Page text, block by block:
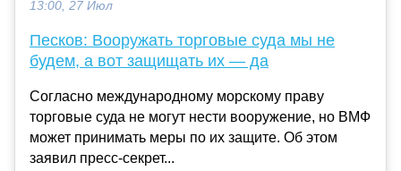
13:00, 27 Июл
Песков: Вооружать торговые суда мы не
будем, а вот защищать их — да
Согласно международному морскому праву
торговые суда не могут нести вооружение, но ВМФ
может принимать меры по их защите. Об этом
заявил пресс-секрет...